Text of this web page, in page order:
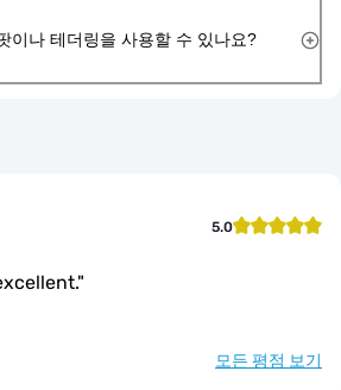
이나 테더링을 사용할 수 있나요?
5.0
"
모든 평점 보기